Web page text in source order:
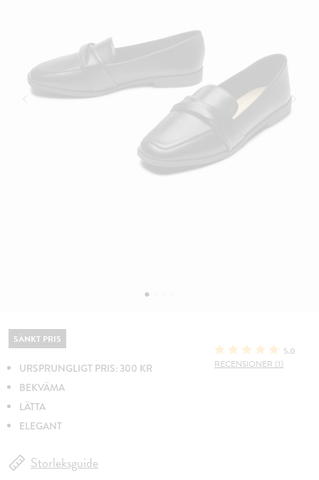
SÄNKT PRIS
URSPRUNGLIGT PRIS: 300 KR
BEKVÄMA
LÄTTA
ELEGANT
5.0
RECENSIONER (1)
Storleksguide